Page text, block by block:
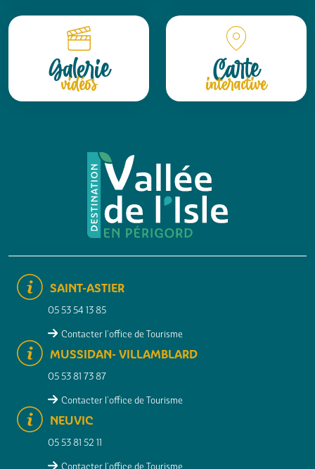
Galerie
vidéos Carte
interactive
SAINT-ASTIER
05 53 54 13 85
Contacter l'office de Tourisme
MUSSIDAN- VILLAMBLARD
05 53 81 73 87
Contacter l'office de Tourisme
NEUVIC
05 53 81 52 11
Contacter l'office de Tourisme